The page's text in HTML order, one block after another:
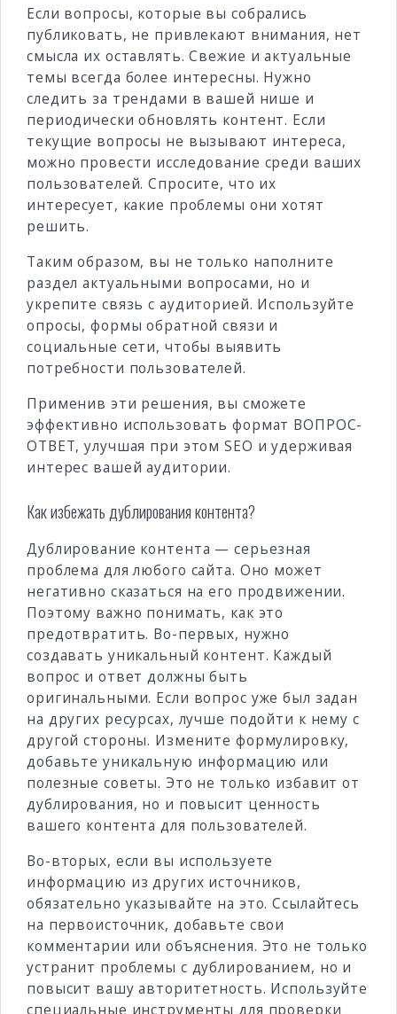
Если вопросы, которые вы собрались
публиковать, не привлекают внимания, нет
смысла их оставлять. Свежие и актуальные
темы всегда более интересны. Нужно
следить за трендами в вашей нише и
периодически обновлять контент. Если
текущие вопросы не вызывают интереса,
можно провести исследование среди ваших
пользователей. Спросите, что их
интересует, какие проблемы они хотят
решить.
Таким образом, вы не только наполните
раздел актуальными вопросами, но и
укрепите связь с аудиторией. Используйте
опросы, формы обратной связи и
социальные сети, чтобы выявить
потребности пользователей.
Применив эти решения, вы сможете
эффективно использовать формат ВОПРОС-
ОТВЕТ, улучшая при этом SEO и удерживая
интерес вашей аудитории.
Как избежать дублирования контента?
Дублирование контента — серьезная
проблема для любого сайта. Оно может
негативно сказаться на его продвижении.
Поэтому важно понимать, как это
предотвратить. Во-первых, нужно
создавать уникальный контент. Каждый
вопрос и ответ должны быть
оригинальными. Если вопрос уже был задан
на других ресурсах, лучше подойти к нему с
другой стороны. Измените формулировку,
добавьте уникальную информацию или
полезные советы. Это не только избавит от
дублирования, но и повысит ценность
вашего контента для пользователей.
Во-вторых, если вы используете
информацию из других источников,
обязательно указывайте на это. Ссылайтесь
на первоисточник, добавьте свои
комментарии или объяснения. Это не только
устранит проблемы с дублированием, но и
повысит вашу авторитетность. Используйте